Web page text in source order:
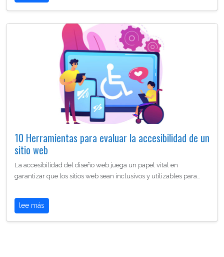
10 Herramientas para evaluar la accesibilidad de un
sitio web
La accesibilidad del diseño web juega un papel vital en
garantizar que los sitios web sean inclusivos y utilizables para…
lee más